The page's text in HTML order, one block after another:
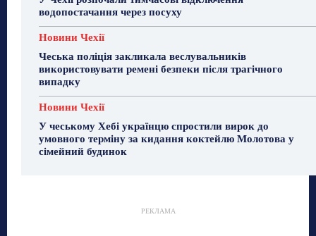
водопостачання через посуху
Новини Чехії
Чеська поліція закликала веслувальників
використовувати ремені безпеки після трагічного
випадку
Новини Чехії
У чеському Хебі українцю спростили вирок до
умовного терміну за кидання коктейлю Молотова у
сімейний будинок
РЕКЛАМА